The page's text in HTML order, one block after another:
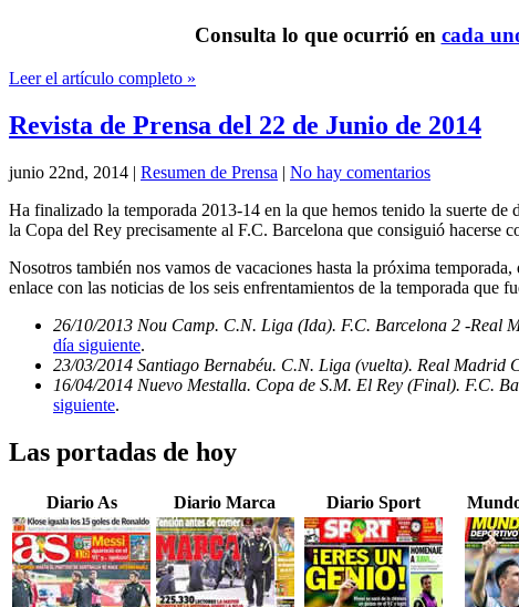
Consulta lo que ocurrió en cada
Leer el artículo completo »
Revista de Prensa del 22 de Junio de 2014
junio 22nd, 2014 | Resumen de Prensa | No hay comentarios
Ha finalizado la temporada 2013-14 en la que hemos tenido la suerte
la Copa del Rey precisamente al F.C. Barcelona que consiguió hacerse
Nosotros también nos vamos de vacaciones hasta la próxima
enlace con las noticias de los seis enfrentamientos de la temporada que
26/10/2013 Nou Camp. C.N. Liga (Ida). F.C. Barcelona 2 -Real
día siguiente.
23/03/2014 Santiago Bernabéu. C.N. Liga (vuelta). Real Madrid
16/04/2014 Nuevo Mestalla. Copa de S.M. El Rey (Final). F.C.
siguiente.
Las portadas de hoy
Diario As Diario Marca Diario Sport